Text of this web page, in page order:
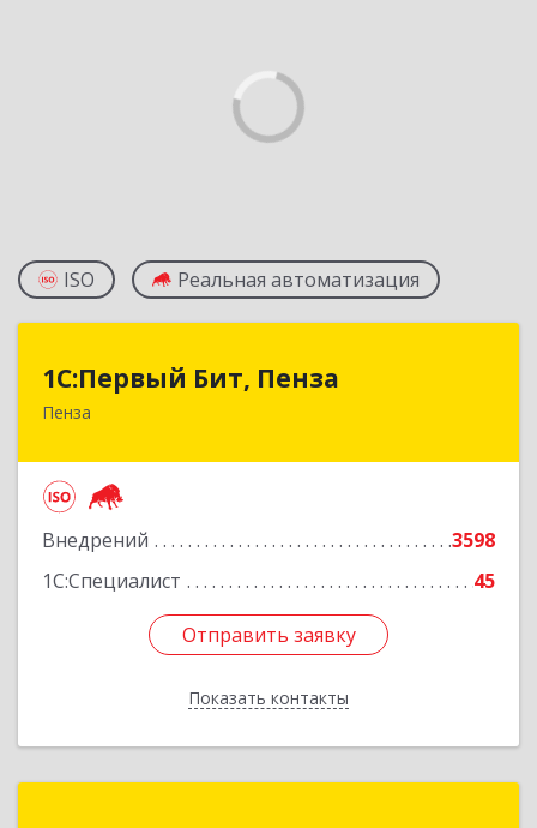
ISO Реальная автоматизация
1С:Первый Бит, Пенза
Пенза
Внедрений
3598
1С:Специалист
45
Отправить заявку
Показать контакты
440000, Пензенская обл, Пенза г, Московская
Отправить заявку
Назад